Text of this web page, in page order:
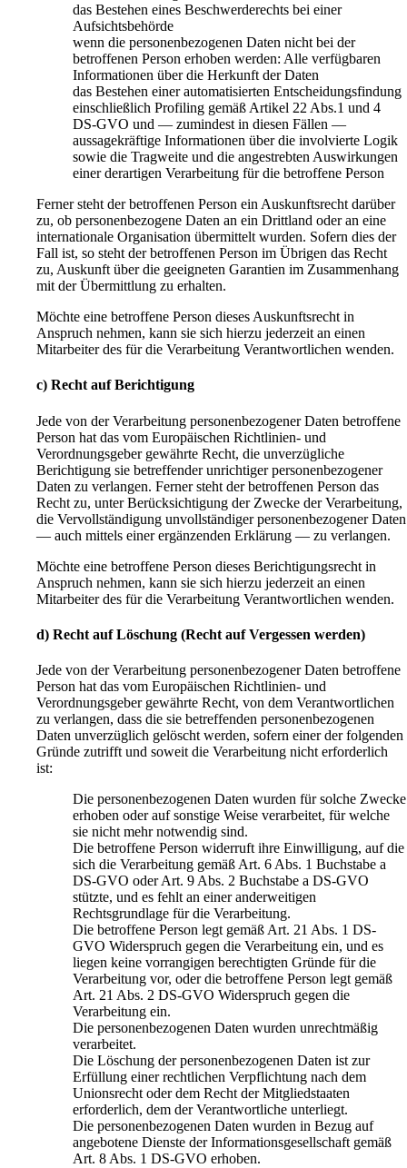
das Bestehen eines Beschwerderechts bei einer
Aufsichtsbehörde
wenn die personenbezogenen Daten nicht bei der
betroffenen Person erhoben werden: Alle verfügbaren
Informationen über die Herkunft der Daten
das Bestehen einer automatisierten Entscheidungsfindung
einschließlich Profiling gemäß Artikel 22 Abs.1 und 4
DS-GVO und — zumindest in diesen Fällen —
aussagekräftige Informationen über die involvierte Logik
sowie die Tragweite und die angestrebten Auswirkungen
einer derartigen Verarbeitung für die betroffene Person
Ferner steht der betroffenen Person ein Auskunftsrecht darüber
zu, ob personenbezogene Daten an ein Drittland oder an eine
internationale Organisation übermittelt wurden. Sofern dies der
Fall ist, so steht der betroffenen Person im Übrigen das Recht
zu, Auskunft über die geeigneten Garantien im Zusammenhang
mit der Übermittlung zu erhalten.
Möchte eine betroffene Person dieses Auskunftsrecht in
Anspruch nehmen, kann sie sich hierzu jederzeit an einen
Mitarbeiter des für die Verarbeitung Verantwortlichen wenden.
c) Recht auf Berichtigung
Jede von der Verarbeitung personenbezogener Daten betroffene
Person hat das vom Europäischen Richtlinien- und
Verordnungsgeber gewährte Recht, die unverzügliche
Berichtigung sie betreffender unrichtiger personenbezogener
Daten zu verlangen. Ferner steht der betroffenen Person das
Recht zu, unter Berücksichtigung der Zwecke der Verarbeitung,
die Vervollständigung unvollständiger personenbezogener Daten
— auch mittels einer ergänzenden Erklärung — zu verlangen.
Möchte eine betroffene Person dieses Berichtigungsrecht in
Anspruch nehmen, kann sie sich hierzu jederzeit an einen
Mitarbeiter des für die Verarbeitung Verantwortlichen wenden.
d) Recht auf Löschung (Recht auf Vergessen werden)
Jede von der Verarbeitung personenbezogener Daten betroffene
Person hat das vom Europäischen Richtlinien- und
Verordnungsgeber gewährte Recht, von dem Verantwortlichen
zu verlangen, dass die sie betreffenden personenbezogenen
Daten unverzüglich gelöscht werden, sofern einer der folgenden
Gründe zutrifft und soweit die Verarbeitung nicht erforderlich
ist:
Die personenbezogenen Daten wurden für solche Zwecke
erhoben oder auf sonstige Weise verarbeitet, für welche
sie nicht mehr notwendig sind.
Die betroffene Person widerruft ihre Einwilligung, auf die
sich die Verarbeitung gemäß Art. 6 Abs. 1 Buchstabe a
DS-GVO oder Art. 9 Abs. 2 Buchstabe a DS-GVO
stützte, und es fehlt an einer anderweitigen
Rechtsgrundlage für die Verarbeitung.
Die betroffene Person legt gemäß Art. 21 Abs. 1 DS-
GVO Widerspruch gegen die Verarbeitung ein, und es
liegen keine vorrangigen berechtigten Gründe für die
Verarbeitung vor, oder die betroffene Person legt gemäß
Art. 21 Abs. 2 DS-GVO Widerspruch gegen die
Verarbeitung ein.
Die personenbezogenen Daten wurden unrechtmäßig
verarbeitet.
Die Löschung der personenbezogenen Daten ist zur
Erfüllung einer rechtlichen Verpflichtung nach dem
Unionsrecht oder dem Recht der Mitgliedstaaten
erforderlich, dem der Verantwortliche unterliegt.
Die personenbezogenen Daten wurden in Bezug auf
angebotene Dienste der Informationsgesellschaft gemäß
Art. 8 Abs. 1 DS-GVO erhoben.